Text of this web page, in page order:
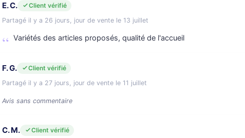
E. C.
Client vérifié
Partagé il y a 26 jours, jour de vente le 13 juillet
Variétés des articles proposés, qualité de l'accueil
F. G.
Client vérifié
Partagé il y a 27 jours, jour de vente le 11 juillet
Avis sans commentaire
C. M.
Client vérifié